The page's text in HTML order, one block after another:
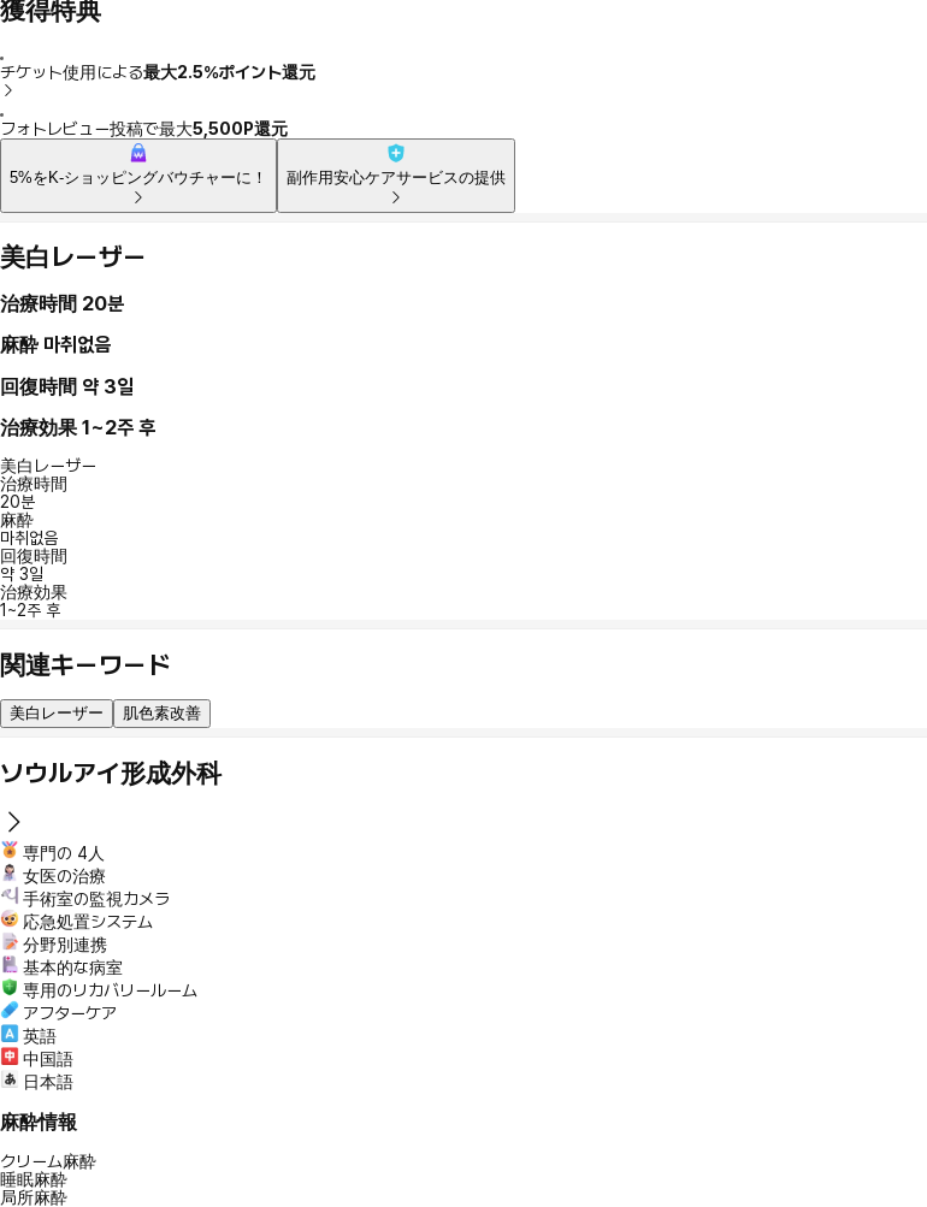
獲得特典
チケット使用による最大2.5％ポイント還元
フォトレビュー投稿で最大5,500P還元
5%をK-ショッピングバウチャーに！ 副作用安心ケアサービスの提供
美白レーザー
治療時間 20분
麻酔 마취없음
回復時間 약 3일
治療効果 1~2주 후
美白レーザー
治療時間
20분
麻酔
마취없음
回復時間
약 3일
治療効果
1~2주 후
関連キーワード
美白レーザー 肌色素改善
ソウルアイ形成外科
専門の 4人
女医の治療
手術室の監視カメラ
応急処置システム
分野別連携
基本的な病室
専用のリカバリールーム
アフターケア
英語
中国語
日本語
麻酔情報
クリーム麻酔
睡眠麻酔
局所麻酔